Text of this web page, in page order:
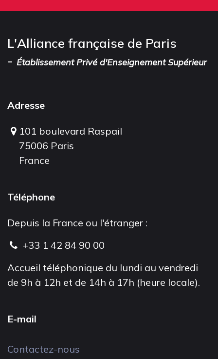
L'Alliance française de Paris
- Établissement Privé d'Enseignement Supérieur
Adresse
101 boulevard Raspail
75006 Paris
France
Téléphone
Depuis la France ou l'étranger :
+33 1 42 84 90 00
Accueil téléphonique du lundi au vendredi
de 9h à 12h et de 14h à 17h (heure locale).
E-mail
Contactez-nous